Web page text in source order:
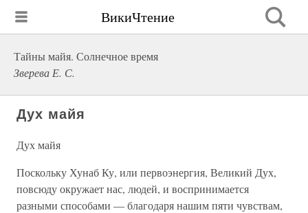
ВикиЧтение
Тайны майя. Солнечное время
Зверева Е. С.
Дух майя
Дух майя
Поскольку Хунаб Ку, или первоэнергия, Великий Дух,
повсюду окружает нас, людей, и воспринимается
разными способами — благодаря нашим пяти чувствам,